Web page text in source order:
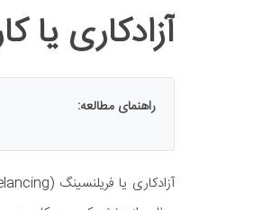
آزادکاری
راهنمای مطالعه: